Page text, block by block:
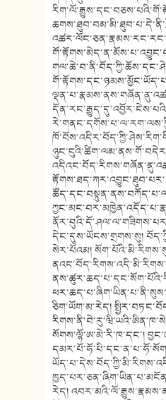
དེང་དུས་ཡོངས་གྲགས་སུ།
སེར་པོའམ།
ཅིག་ཡོག་མ་རེད།
སོགས་ལྷོ་ཨ་མེ་རི་ཁ་དང་།
རེད།